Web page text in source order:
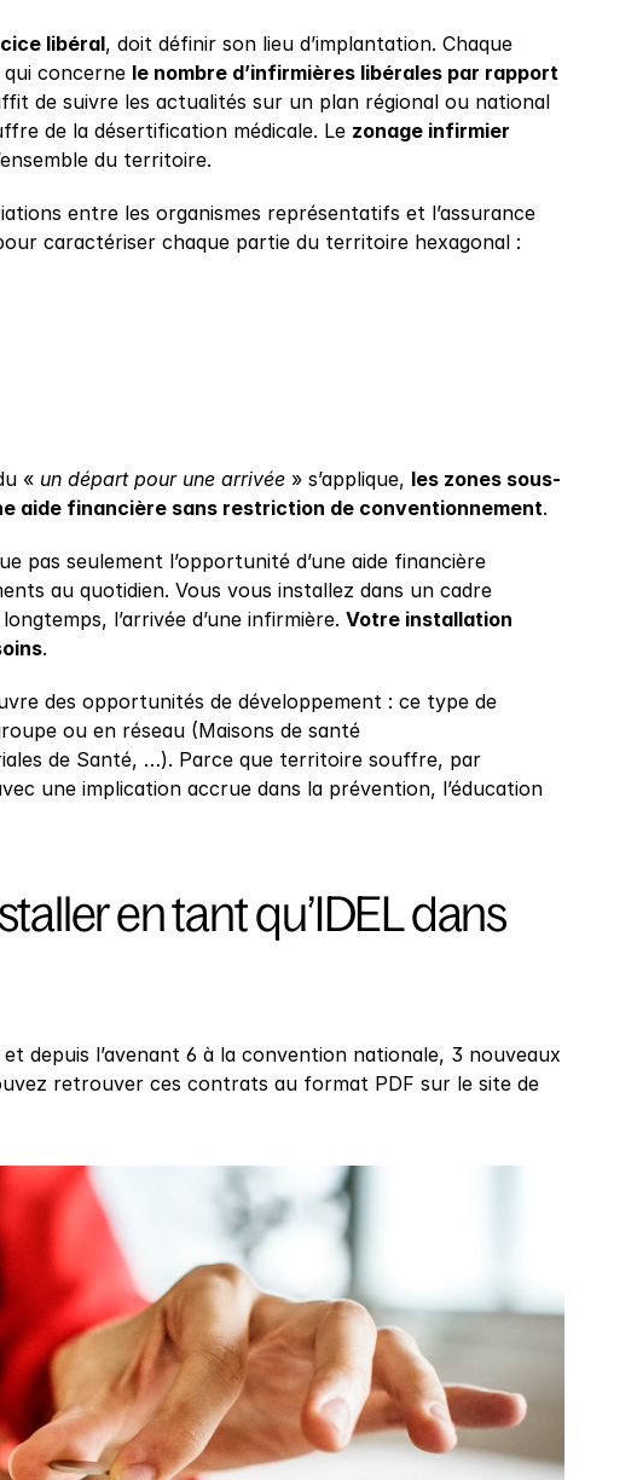
libéral, doit définir son lieu d’implantation. Chaque
concerne le nombre d’infirmières libérales par rapport
de suivre les actualités sur un plan régional ou national
de la désertification médicale. Le zonage infirmier
du territoire.
entre les organismes représentatifs et l’assurance
caractériser chaque partie du territoire hexagonal :
« un départ pour une arrivée » s’applique, les zones sous-
aide financière sans restriction de conventionnement.
pas seulement l’opportunité d’une aide financière
au quotidien. Vous vous installez dans un cadre
l’arrivée d’une infirmière. Votre installation
.
des opportunités de développement : ce type de
ou en réseau (Maisons de santé
de Santé, …). Parce que territoire souffre, par
une implication accrue dans la prévention, l’éducation
en tant qu’IDEL dans
depuis l’avenant 6 à la convention nationale, 3 nouveaux
retrouver ces contrats au format PDF sur le site de